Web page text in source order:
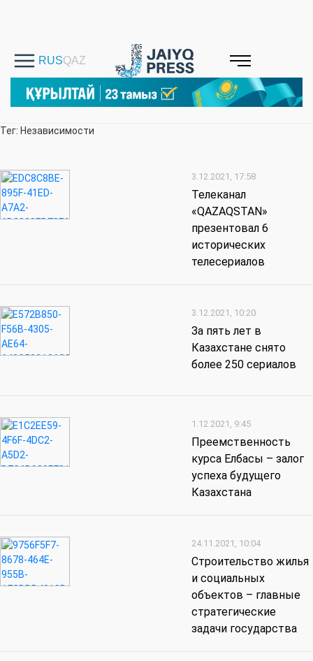
Тег: Независимости
3.12.2021, 17:58
Телеканал
«QAZAQSTAN»
презентовал 6
исторических
телесериалов
3.12.2021, 10:20
За пять лет в
Казахстане снято
более 250 сериалов
1.12.2021, 9:45
Преемственность
курса Елбасы – залог
успеха будущего
Казахстана
24.11.2021, 10:04
Строительство жилья
и социальных
объектов – главные
стратегические
задачи государства